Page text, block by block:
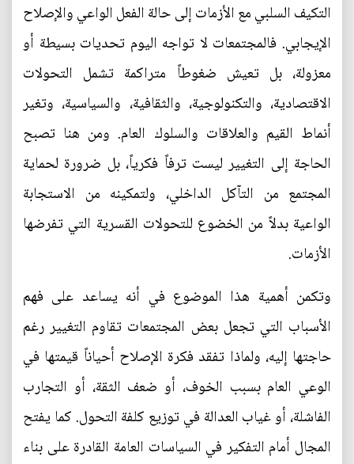
التكيف السلبي مع الأزمات إلى حالة الفعل الواعي والإصلاح
الإيجابي. فالمجتمعات لا تواجه اليوم تحديات بسيطة أو
معزولة، بل تعيش ضغوطاً متراكمة تشمل التحولات
الاقتصادية، والتكنولوجية، والثقافية، والسياسية، وتغير
أنماط القيم والعلاقات والسلوك العام. ومن هنا تصبح
الحاجة إلى التغيير ليست ترفاً فكرياً، بل ضرورة لحماية
المجتمع من التآكل الداخلي، ولتمكينه من الاستجابة
الواعية بدلاً من الخضوع للتحولات القسرية التي تفرضها
الأزمات.
وتكمن أهمية هذا الموضوع في أنه يساعد على فهم
الأسباب التي تجعل بعض المجتمعات تقاوم التغيير رغم
حاجتها إليه، ولماذا تفقد فكرة الإصلاح أحياناً قيمتها في
الوعي العام بسبب الخوف، أو ضعف الثقة، أو التجارب
الفاشلة، أو غياب العدالة في توزيع كلفة التحول. كما يفتح
المجال أمام التفكير في السياسات العامة القادرة على بناء